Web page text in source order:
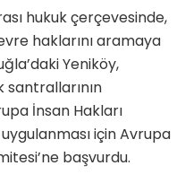
hukuk çerçevesinde,
haklarını aramaya
Yeniköy,
İnsan Hakları
için Avrupa
başvurdu.